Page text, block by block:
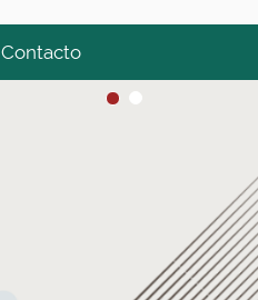
Contacto
1